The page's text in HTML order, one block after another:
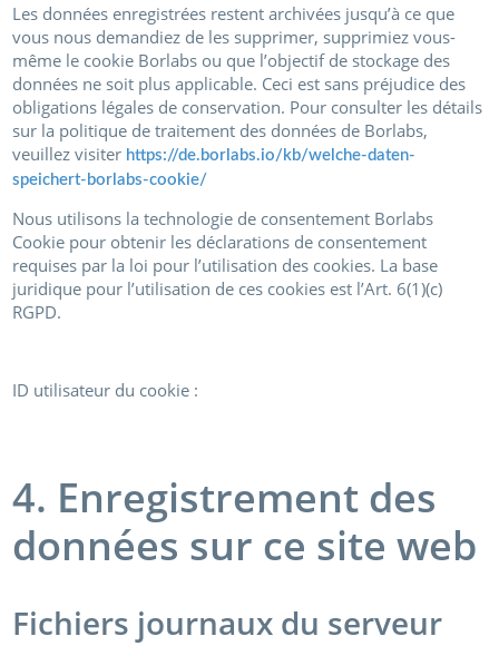
Les données enregistrées restent archivées jusqu’à ce que
vous nous demandiez de les supprimer, supprimiez vous-
même le cookie Borlabs ou que l’objectif de stockage des
données ne soit plus applicable. Ceci est sans préjudice des
obligations légales de conservation. Pour consulter les détails
sur la politique de traitement des données de Borlabs,
veuillez visiter https://de.borlabs.io/kb/welche-daten-
speichert-borlabs-cookie/
Nous utilisons la technologie de consentement Borlabs
Cookie pour obtenir les déclarations de consentement
requises par la loi pour l’utilisation des cookies. La base
juridique pour l’utilisation de ces cookies est l’Art. 6(1)(c)
RGPD.
ID utilisateur du cookie :
4. Enregistrement des
données sur ce site web
Fichiers journaux du serveur